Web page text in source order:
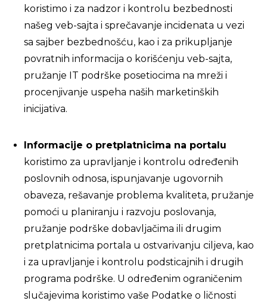
koristimo i za nadzor i kontrolu bezbednosti
našeg veb-sajta i sprečavanje incidenata u vezi
sa sajber bezbednošću, kao i za prikupljanje
povratnih informacija o korišćenju veb-sajta,
pružanje IT podrške posetiocima na mreži i
procenjivanje uspeha naših marketinških
inicijativa.
Informacije o pretplatnicima na portalu
koristimo za upravljanje i kontrolu određenih
poslovnih odnosa, ispunjavanje ugovornih
obaveza, rešavanje problema kvaliteta, pružanje
pomoći u planiranju i razvoju poslovanja,
pružanje podrške dobavljačima ili drugim
pretplatnicima portala u ostvarivanju ciljeva, kao
i za upravljanje i kontrolu podsticajnih i drugih
programa podrške. U određenim ograničenim
slučajevima koristimo vaše Podatke o ličnosti